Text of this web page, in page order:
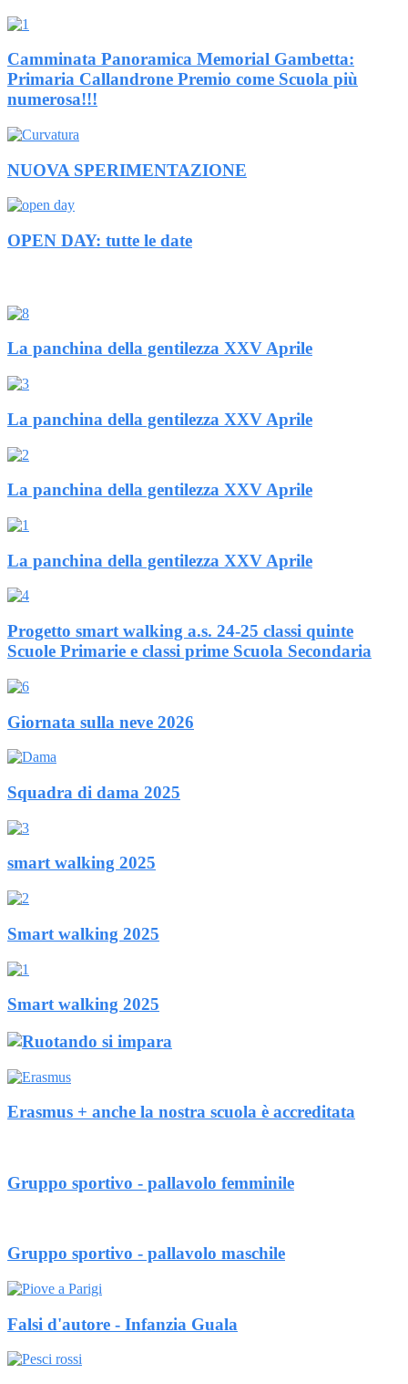
Camminata Panoramica Memorial Gambetta:
Primaria Callandrone Premio come Scuola più
numerosa!!!
NUOVA SPERIMENTAZIONE
OPEN DAY: tutte le date
La panchina della gentilezza XXV Aprile
La panchina della gentilezza XXV Aprile
La panchina della gentilezza XXV Aprile
La panchina della gentilezza XXV Aprile
Progetto smart walking a.s. 24-25 classi quinte
Scuole Primarie e classi prime Scuola Secondaria
Giornata sulla neve 2026
Squadra di dama 2025
smart walking 2025
Smart walking 2025
Smart walking 2025
Erasmus + anche la nostra scuola è accreditata
Gruppo sportivo - pallavolo femminile
Gruppo sportivo - pallavolo maschile
Falsi d'autore - Infanzia Guala